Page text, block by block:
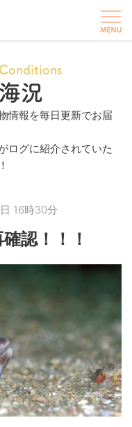
況
情報を毎日更新でお届
ログに紹介されていた
16時30分
認！！！